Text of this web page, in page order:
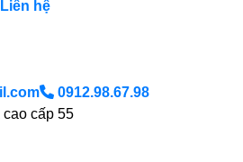
Liên hệ
0912.98.67.98
cấp 55